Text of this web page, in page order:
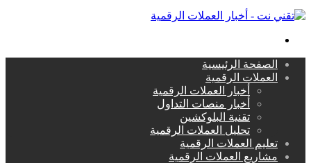
الصفحة الرئيسية
العملات الرقمية
أخبار العملات الرقمية
أخبار منصات التداول
تقنية البلوكشين
تحليل العملات الرقمية
تعليم العملات الرقمية
مشاريع العملات الرقمية